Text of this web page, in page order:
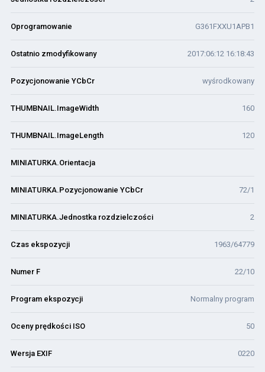
Oprogramowanie G361FXXU1APB1
Ostatnio zmodyfikowany 2017:06:12 16:18:43
Pozycjonowanie YCbCr wyśrodkowany
THUMBNAIL.ImageWidth 160
THUMBNAIL.ImageLength 120
MINIATURKA.Orientacja
MINIATURKA.Pozycjonowanie YCbCr 72/1
MINIATURKA.Jednostka rozdzielczości 2
Czas ekspozycji 1963/64779
Numer F 22/10
Program ekspozycji Normalny program
Oceny prędkości ISO 50
Wersja EXIF 0220